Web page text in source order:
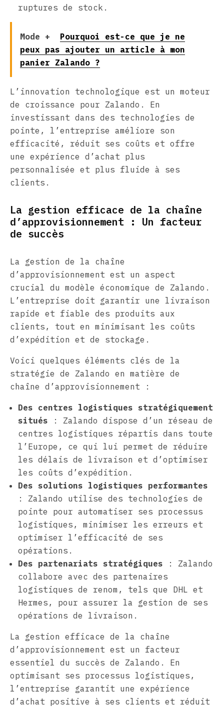
ruptures de stock.
Mode +
Pourquoi est-ce que je ne
peux pas ajouter un article à mon
panier Zalando ?
L’innovation technologique est un moteur
de croissance pour Zalando. En
investissant dans des technologies de
pointe, l’entreprise améliore son
efficacité, réduit ses coûts et offre
une expérience d’achat plus
personnalisée et plus fluide à ses
clients.
La gestion efficace de la chaîne
d’approvisionnement : Un facteur
de succès
La gestion de la chaîne
d’approvisionnement est un aspect
crucial du modèle économique de Zalando.
L’entreprise doit garantir une livraison
rapide et fiable des produits aux
clients, tout en minimisant les coûts
d’expédition et de stockage.
Voici quelques éléments clés de la
stratégie de Zalando en matière de
chaîne d’approvisionnement :
Des centres logistiques stratégiquement
situés : Zalando dispose d’un réseau de
centres logistiques répartis dans toute
l’Europe, ce qui lui permet de réduire
les délais de livraison et d’optimiser
les coûts d’expédition.
Des solutions logistiques performantes
: Zalando utilise des technologies de
pointe pour automatiser ses processus
logistiques, minimiser les erreurs et
optimiser l’efficacité de ses
opérations.
Des partenariats stratégiques : Zalando
collabore avec des partenaires
logistiques de renom, tels que DHL et
Hermes, pour assurer la gestion de ses
opérations de livraison.
La gestion efficace de la chaîne
d’approvisionnement est un facteur
essentiel du succès de Zalando. En
optimisant ses processus logistiques,
l’entreprise garantit une expérience
d’achat positive à ses clients et réduit